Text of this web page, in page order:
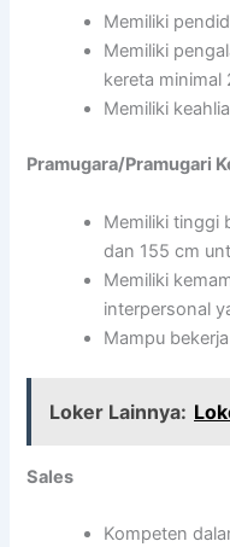
Memiliki
Memiliki
kereta minimal
Memiliki
Pramugara/Pramugari
Memiliki tinggi
dan 155 cm
Memiliki
interpersonal
Mampu
Loker Lainnya:
Sales
Kompeten